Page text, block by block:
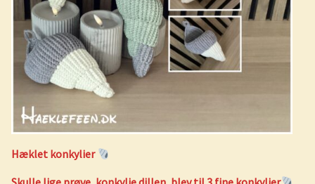
Hæklet konkylier